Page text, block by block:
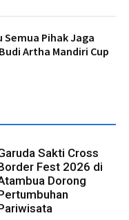
Semua Pihak Jaga
Artha Mandiri Cup
Sakti Cross
Fest 2026 di
Dorong